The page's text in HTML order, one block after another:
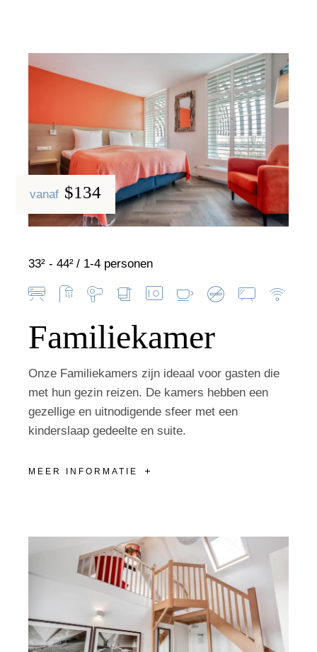
vanaf $134
Familiekamer
Onze Familiekamers zijn ideaal voor gasten die
met hun gezin reizen. De kamers hebben een
gezellige en uitnodigende sfeer met een
kinderslaap gedeelte en suite.
MEER INFORMATIE
33² - 44² 1-4 personen